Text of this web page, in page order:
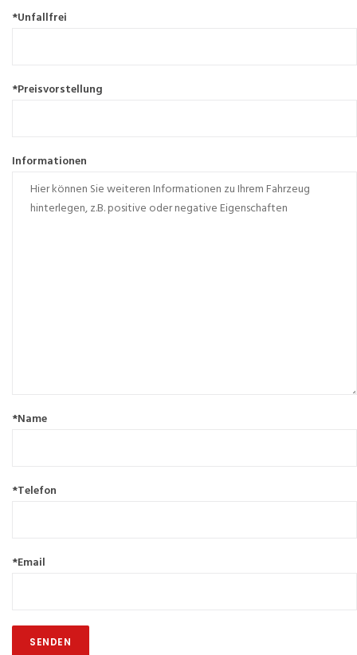
*Unfallfrei
*Preisvorstellung
Informationen
*Name
*Telefon
*Email
SENDEN